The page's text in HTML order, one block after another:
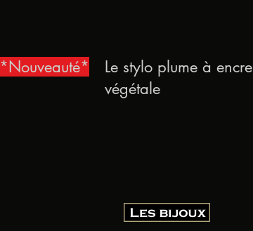
*Nouveauté*
Le stylo plume à encre
végétale